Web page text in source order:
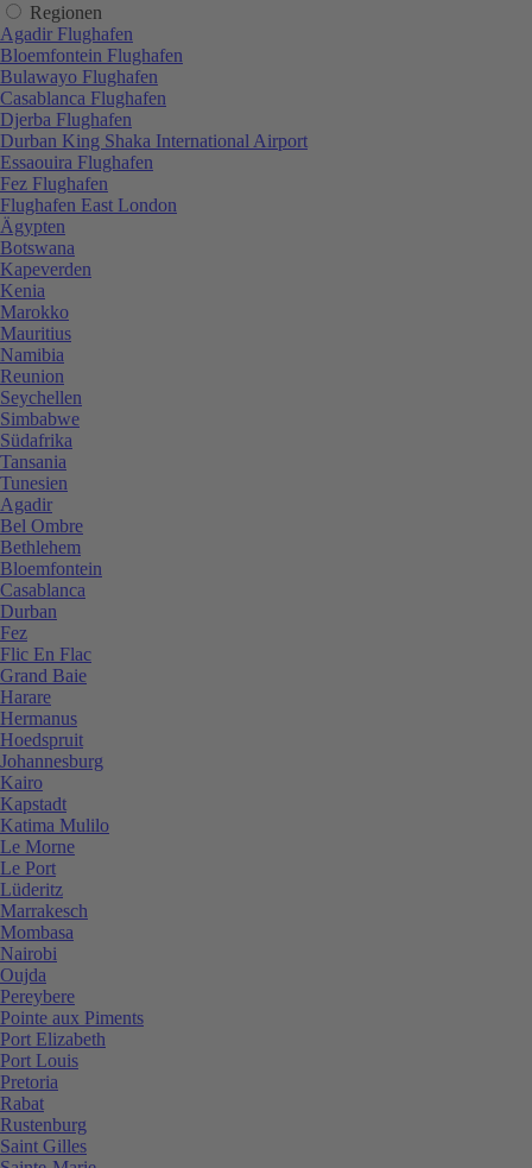
Regionen
Agadir Flughafen
Bloemfontein Flughafen
Bulawayo Flughafen
Casablanca Flughafen
Djerba Flughafen
Durban King Shaka International Airport
Essaouira Flughafen
Fez Flughafen
Flughafen East London
Ägypten
Botswana
Kapeverden
Kenia
Marokko
Mauritius
Namibia
Reunion
Seychellen
Simbabwe
Südafrika
Tansania
Tunesien
Agadir
Bel Ombre
Bethlehem
Bloemfontein
Casablanca
Durban
Fez
Flic En Flac
Grand Baie
Harare
Hermanus
Hoedspruit
Johannesburg
Kairo
Kapstadt
Katima Mulilo
Le Morne
Le Port
Lüderitz
Marrakesch
Mombasa
Nairobi
Oujda
Pereybere
Pointe aux Piments
Port Elizabeth
Port Louis
Pretoria
Rabat
Rustenburg
Saint Gilles